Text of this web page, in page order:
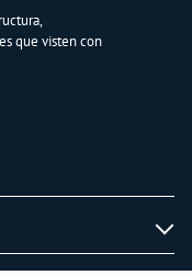
que visten con